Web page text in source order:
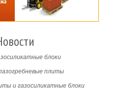
блоки
плиты
и газосиликатные блоки